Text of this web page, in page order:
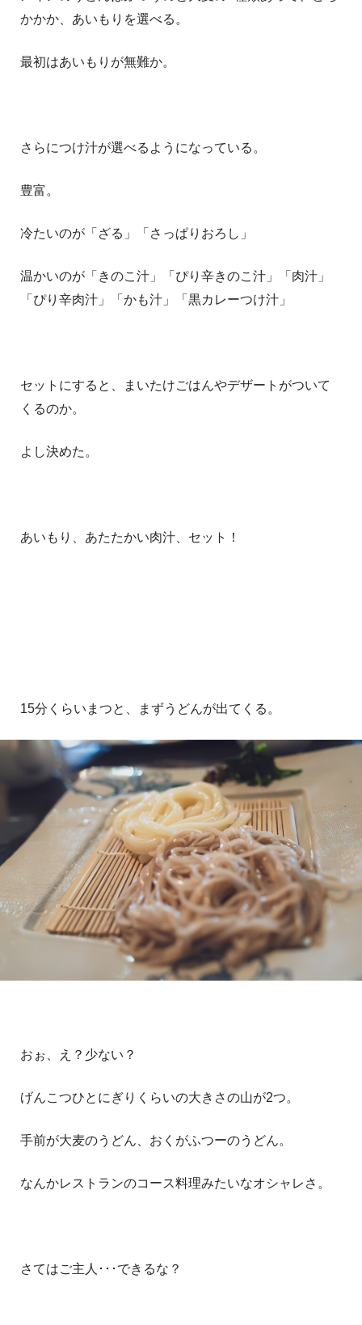
かかか、あいもりを選べる。
最初はあいもりが無難か。
さらにつけ汁が選べるようになっている。
豊富。
冷たいのが「ざる」「さっぱりおろし」
温かいのが「きのこ汁」「ぴり辛きのこ汁」「肉汁」
「ぴり辛肉汁」「かも汁」「黒カレーつけ汁」
セットにすると、まいたけごはんやデザートがついて
くるのか。
よし決めた。
あいもり、あたたかい肉汁、セット！
15分くらいまつと、まずうどんが出てくる。
おぉ、え？少ない？
げんこつひとにぎりくらいの大きさの山が2つ。
手前が大麦のうどん、おくがふつーのうどん。
なんかレストランのコース料理みたいなオシャレさ。
さてはご主人･･･できるな？